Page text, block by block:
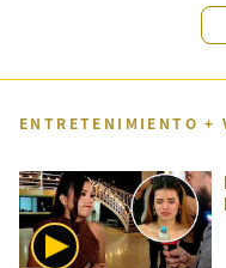
ENTRETENIMIENTO +